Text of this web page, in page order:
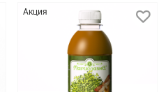
Акция